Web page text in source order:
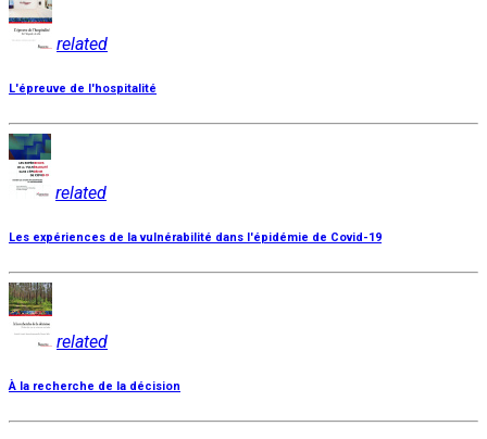
related
L'épreuve de l'hospitalité
related
Les expériences de la vulnérabilité dans l'épidémie de Covid-19
related
À la recherche de la décision